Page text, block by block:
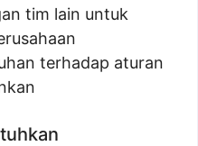
tim lain untuk
terhadap aturan